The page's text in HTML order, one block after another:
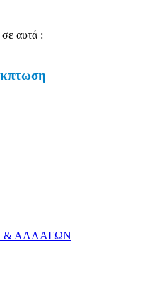
σε αυτά :
& ΑΛΛΑΓΩΝ